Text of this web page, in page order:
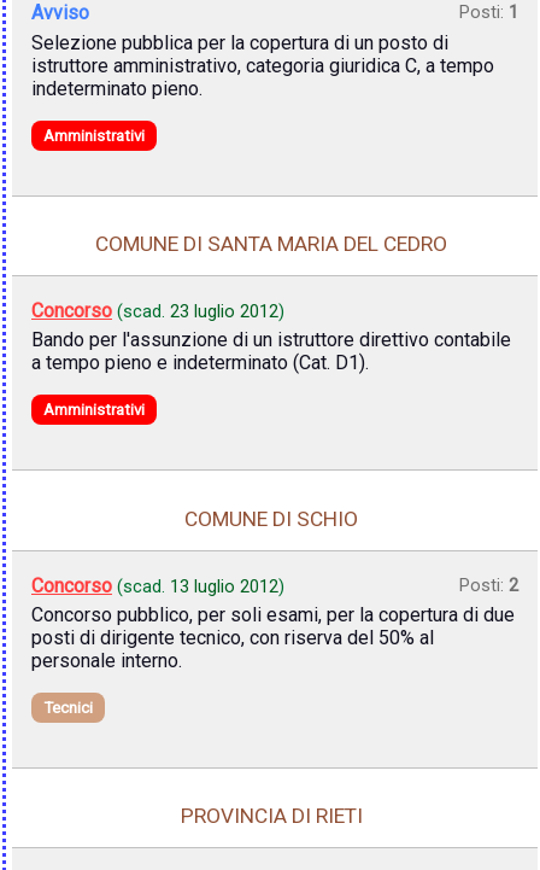
Avviso Posti: 1
Selezione pubblica per la copertura di un posto di
istruttore amministrativo, categoria giuridica C, a tempo
indeterminato pieno.
Amministrativi
COMUNE DI SANTA MARIA DEL CEDRO
Concorso (scad. 23 luglio 2012)
Bando per l'assunzione di un istruttore direttivo contabile
a tempo pieno e indeterminato (Cat. D1).
Amministrativi
COMUNE DI SCHIO
Concorso (scad. 13 luglio 2012) Posti: 2
Concorso pubblico, per soli esami, per la copertura di due
posti di dirigente tecnico, con riserva del 50% al
personale interno.
Tecnici
PROVINCIA DI RIETI